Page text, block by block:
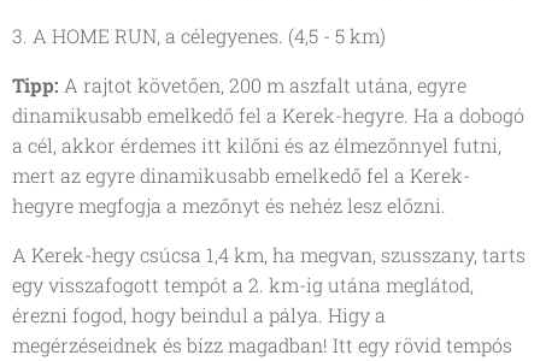
3. A HOME RUN, a célegyenes. (4,5 - 5 km)
Tipp: A rajtot követően, 200 m aszfalt utána, egyre
dinamikusabb emelkedő fel a Kerek-hegyre. Ha a dobogó
a cél, akkor érdemes itt kilőni és az élmezőnnyel futni,
mert az egyre dinamikusabb emelkedő fel a Kerek-
hegyre megfogja a mezőnyt és nehéz lesz előzni.
A Kerek-hegy csúcsa 1,4 km, ha megvan, szusszany, tarts
egy visszafogott tempót a 2. km-ig utána meglátod,
érezni fogod, hogy beindul a pálya. Higy a
megérzéseidnek és bízz magadban! Itt egy rövid tempós